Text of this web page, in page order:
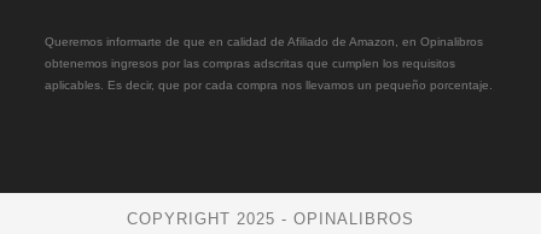
Queremos informarte de que en calidad de Afiliado de Amazon, en Opinalibros
obtenemos ingresos por las compras adscritas que cumplen los requisitos
aplicables. Es decir, que por cada compra nos llevamos un pequeño porcentaje.
COPYRIGHT 2025 - OPINALIBROS